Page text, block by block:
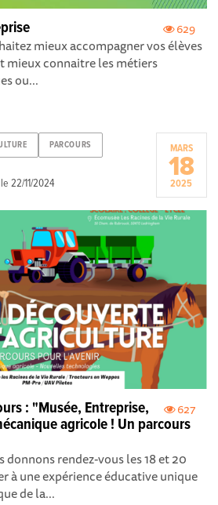
629
mieux accompagner vos élèves
mieux connaitre les métiers
ou...
PARCOURS
le22/11/2024
MARS
18
2025
627
: "Musée, Entreprise,
agricole ! Un parcours
donnons rendez-vous les 18 et 20
à une expérience éducative unique
de la...